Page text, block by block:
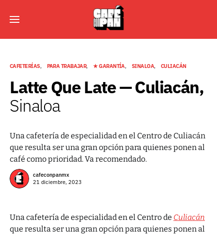
CAFETERÍAS PARA TRABAJAR ★ GARANTÍA SINALOA CULIACÁN
Latte Que Late — Culiacán,
Sinaloa
Una cafetería de especialidad en el Centro de Culiacán
que resulta ser una gran opción para quienes ponen al
café como prioridad. Va recomendado.
cafeconpanmx
21 diciembre, 2023
Una cafetería de especialidad en el Centro de Culiacán
que resulta ser una gran opción para quienes ponen al